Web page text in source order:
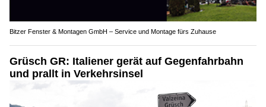
Bitzer Fenster & Montagen GmbH – Service und Montage fürs Zuhause
Grüsch GR: Italiener gerät auf Gegenfahrbahn
und prallt in Verkehrsinsel